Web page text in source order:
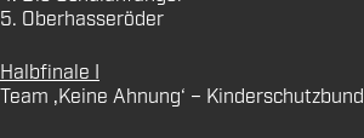
5. Oberhasseröder
Halbfinale I
Team ‚Keine Ahnung‘ – Kinderschutzbund